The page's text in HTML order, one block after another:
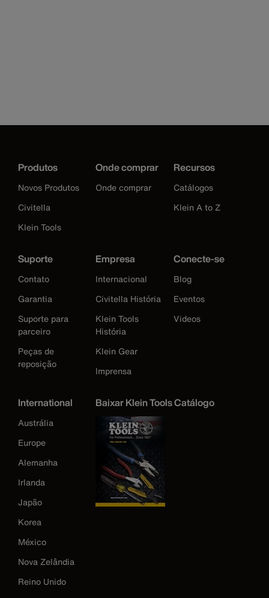
Produtos
Novos Produtos
Civitella
Klein Tools
Onde comprar
Onde comprar
Recursos
Catálogos
Klein A to Z
Suporte
Contato
Garantia
Suporte para
parceiro
Peças de
reposição
Empresa
Internacional
Civitella História
Klein Tools
História
Klein Gear
Imprensa
Conecte-se
Blog
Eventos
Videos
International
Austrália
Europe
Alemanha
Irlanda
Japão
Korea
México
Nova Zelândia
Reino Unido
Baixar Klein Tools Catálogo